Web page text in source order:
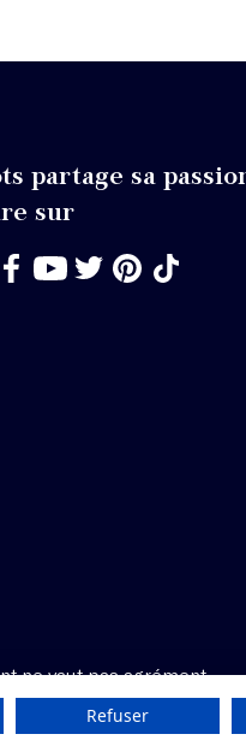
partage sa
sur
ne vaut pas agrément.
Refuser